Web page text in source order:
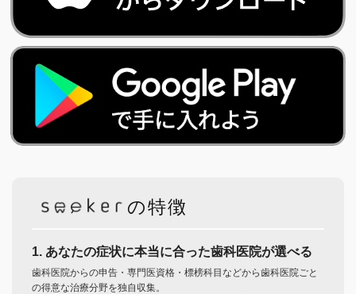
の特徴
1. あなたの症状に本当に合った歯科医院が選べる
歯科医院からの申告・専門医資格・標榜科目などから歯科医院ごと
の得意な治療分野を独自収集。